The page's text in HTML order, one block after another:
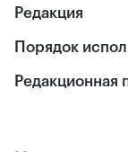
Редакция
Порядок
Редакционная